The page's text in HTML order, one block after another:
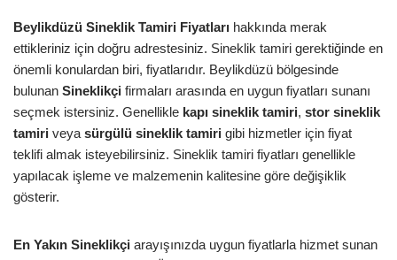
Beylikdüzü Sineklik Tamiri Fiyatları hakkında merak
ettikleriniz için doğru adrestesiniz. Sineklik tamiri gerektiğinde en
önemli konulardan biri, fiyatlarıdır. Beylikdüzü bölgesinde
bulunan Sineklikçi firmaları arasında en uygun fiyatları sunanı
seçmek istersiniz. Genellikle kapı sineklik tamiri, stor sineklik
tamiri veya sürgülü sineklik tamiri gibi hizmetler için fiyat
teklifi almak isteyebilirsiniz. Sineklik tamiri fiyatları genellikle
yapılacak işleme ve malzemenin kalitesine göre değişiklik
gösterir.
En Yakın Sineklikçi arayışınızda uygun fiyatlarla hizmet sunan